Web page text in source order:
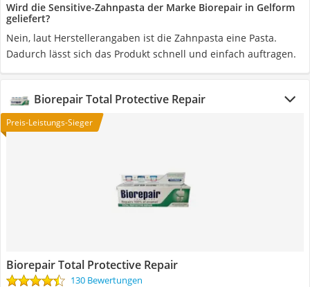
Wird die Sensitive-Zahnpasta der Marke Biorepair in Gelform
geliefert?
Nein, laut Herstellerangaben ist die Zahnpasta eine Pasta.
Dadurch lässt sich das Produkt schnell und einfach auftragen.
Biorepair Total Protective Repair
Preis-Leistungs-Sieger
Biorepair Total Protective Repair
130 Bewertungen